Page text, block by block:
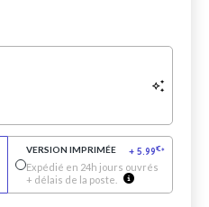
VERSION IMPRIMÉE + 5.99€*
Expédié en 24h jours ouvrés
+ délais de la poste.